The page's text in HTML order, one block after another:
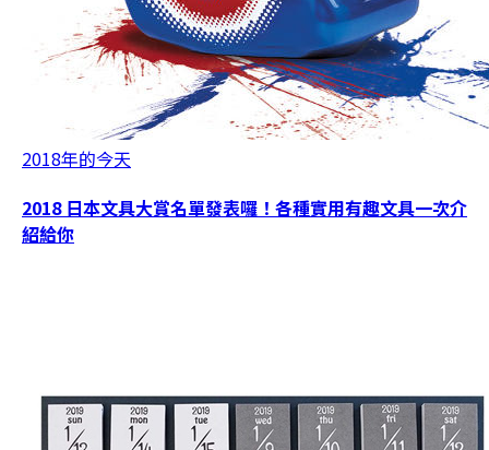
2018年的今天
2018 日本文具大賞名單發表囉！各種實用有趣文具一次介
紹給你